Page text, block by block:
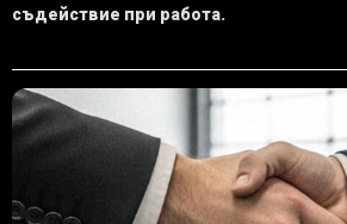
съдействие при работа.